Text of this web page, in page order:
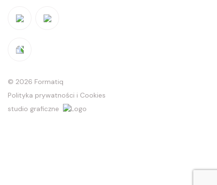
© 2026 Formatiq
Polityka prywatności i Cookies
studio graficzne